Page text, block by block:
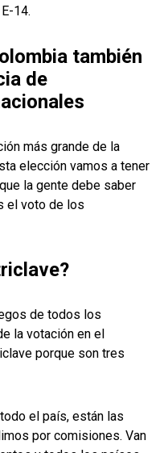
14.
también
de
más grande de la
elección vamos a tener
la gente debe saber
el voto de los
de todos los
la votación en el
porque son tres
el país, están las
por comisiones. Van